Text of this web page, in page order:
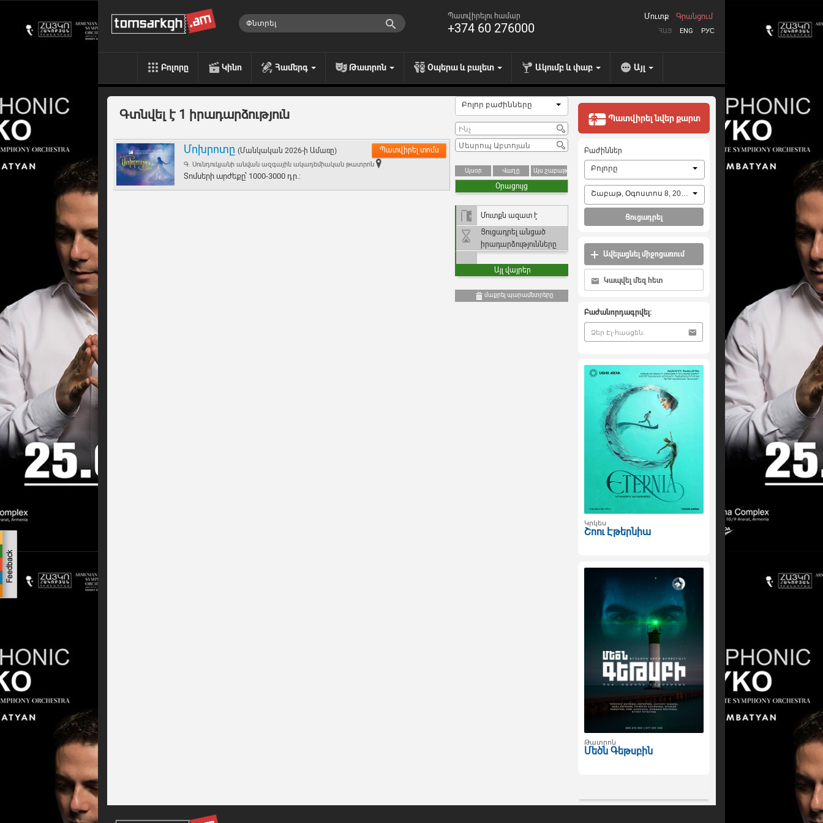
Պատվիրելու համար
+374 60 276000 ՀԱՅ ENG РУС
Մուտք Գրանցում
Բոլորը Կինո Համերգ Թատրոն Օպերա և բալետ Ակումբ և փաբ Այլ
Գտնվել է 1 իրադարձություն
Պատվիրել տոմս
Մոխրոտը (Մանկական 2026-ի Ամառը)
Գ. Սունդուկյանի անվան ազգային ակադեմիական թատրոն
Տոմսերի արժեքը՝ 1000-3000 դր.:
Բոլոր բաժինները
Այսօր Վաղը Այս շաբաթ
Օրացույց
Մուտքն ազատ է
Ցուցադրել անցած
իրադարձությունները
Այլ վայրեր
մաքրել պարամետրերը
Պատվիրել նվեր քարտ
Բաժիններ
Բոլորը
Շաբաթ, Օգոստոս 8, 2026
Ցուցադրել
Ավելացնել միջոցառում
Կապվել մեզ հետ
Բաժանորդագրվել:
Կրկես
Շոու Էթերնիա
Թատրոն
Մեծն Գեթսբին